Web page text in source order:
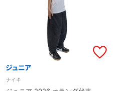
ナイキ